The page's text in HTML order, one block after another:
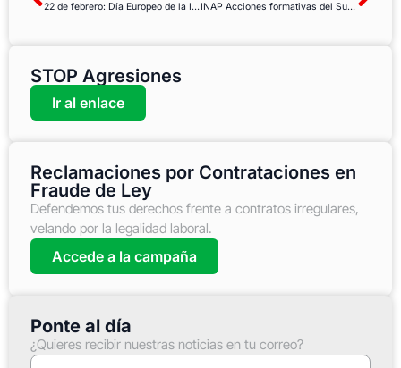
22 de febrero: Día Europeo de la Igualdad Salarial INAP Acciones formativas del Subprograma de Desempeño General. Segunda convocatoria del primer semestre 2022
STOP Agresiones
Ir al enlace
Reclamaciones por Contrataciones en
Fraude de Ley
Defendemos tus derechos frente a contratos irregulares,
velando por la legalidad laboral.
Accede a la campaña
Ponte al día
¿Quieres recibir nuestras noticias en tu correo?